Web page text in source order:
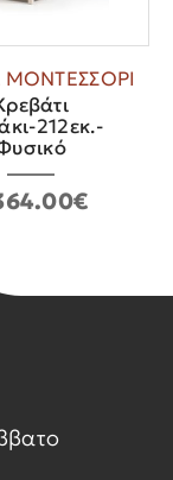
ΜΟΝΤΕΣΣΟΡΙ
212εκ.-